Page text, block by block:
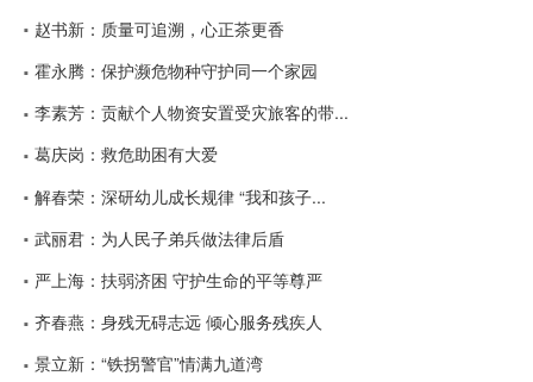
赵书新：质量可追溯，心正茶更香
霍永腾：保护濒危物种守护同一个家园
李素芳：贡献个人物资安置受灾旅客的带...
葛庆岗：救危助困有大爱
解春荣：深研幼儿成长规律 “我和孩子...
武丽君：为人民子弟兵做法律后盾
严上海：扶弱济困 守护生命的平等尊严
齐春燕：身残无碍志远 倾心服务残疾人
景立新：“铁拐警官”情满九道湾